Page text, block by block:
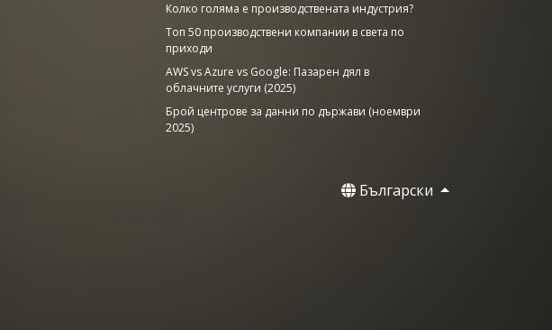
Колко голяма е производствената индустрия?
Топ 50 производствени компании в света по
приходи
AWS vs Azure vs Google: Пазарен дял в
облачните услуги (2025)
Брой центрове за данни по държави (ноември
2025)
Български